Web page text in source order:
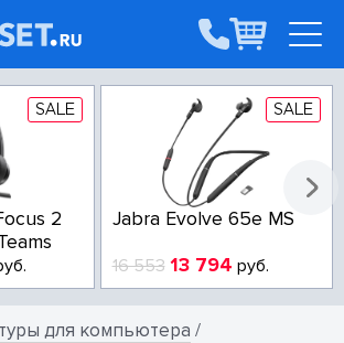
SALE
2
SALE
Jabra Evolve 65e MS
16 553 13 794 руб.
для компьютера /